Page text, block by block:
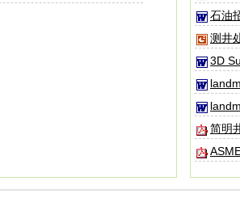
石油
测井
3D
简明